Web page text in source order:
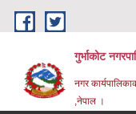
Skip to main content
गुर्भाकोट
नगर
,नेपाल ।